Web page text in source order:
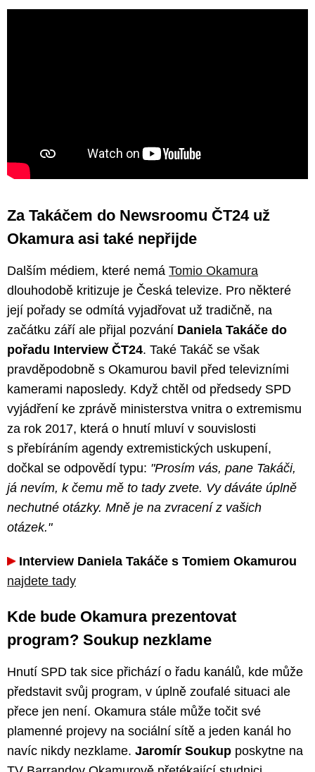
Za Takáčem do Newsroomu ČT24 už
Okamura asi také nepřijde
Dalším médiem, které nemá Tomio Okamura
dlouhodobě kritizuje je Česká televize. Pro některé
její pořady se odmítá vyjadřovat už tradičně, na
začátku září ale přijal pozvání Daniela Takáče do
pořadu Interview ČT24. Také Takáč se však
pravděpodobně s Okamurou bavil před televizními
kamerami naposledy. Když chtěl od předsedy SPD
vyjádření ke zprávě ministerstva vnitra o extremismu
za rok 2017, která o hnutí mluví v souvislosti
s přebíráním agendy extremistických uskupení,
dočkal se odpovědí typu: "Prosím vás, pane Takáči,
já nevím, k čemu mě to tady zvete. Vy dáváte úplně
nechutné otázky. Mně je na zvracení z vašich
otázek."
Interview Daniela Takáče s Tomiem Okamurou
najdete tady
Kde bude Okamura prezentovat
program? Soukup nezklame
Hnutí SPD tak sice přichází o řadu kanálů, kde může
představit svůj program, v úplně zoufalé situaci ale
přece jen není. Okamura stále může točit své
plamenné projevy na sociální sítě a jeden kanál ho
navíc nikdy nezklame. Jaromír Soukup poskytne na